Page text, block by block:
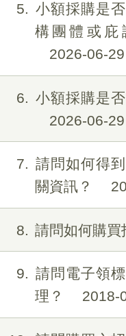
5
小額採購是
構團體或庇
2026-06-29
6
小額採購是
2026-06-29
7
請問如何得
關資訊？
8 請問如何購買
9
請問電子領
理？
2018-